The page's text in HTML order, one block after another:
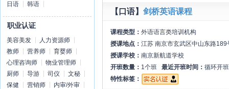
日语
韩语
职业认证
美容美发
人力资源师
教师
营养师
育婴师
心理咨询师
物业管理师
厨师
导游 司仪
文秘
保健
营销师
内审/外审
【口语】 剑桥英语课程
课程类型： 外语语言类培训机构
授课地点： 江苏 南京市玄武区中山东路
授课学校： 南京新航道学校
开班数量： 1个班 最近开班时间： 循环开班
特性标签：